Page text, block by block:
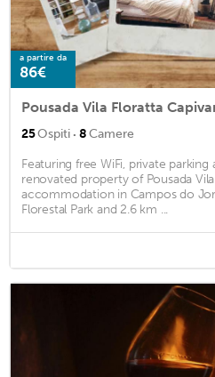
a partire da
86€
Pousada Vila Floratta
25Ospiti · 8Camere
Featuring free WiFi, private
renovated property of Pousada
accommodation in Campos do
Florestal Park and 2.6 km ...